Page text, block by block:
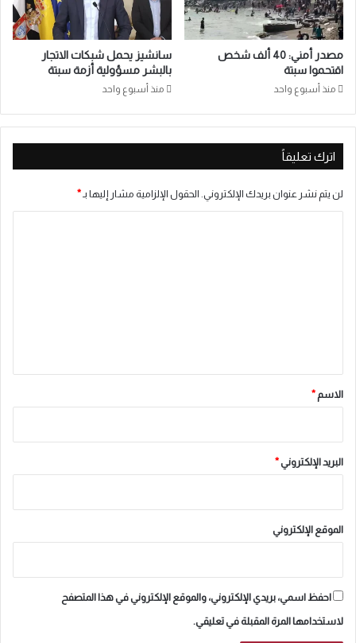
مصدر أمني: 40 ألف شخص
اقتحموا سبتة
منذ أسبوع واحد
سانشيز يحمل شبكات الاتجار
بالبشر مسؤولية أزمة سبتة
منذ أسبوع واحد
اترك تعليقاً
لن يتم نشر عنوان بريدك الإلكتروني. الحقول الإلزامية مشار إليها بـ *
*
الاسم *
البريد الإلكتروني*
الموقع الإلكتروني
احفظ اسمي، بريدي الإلكتروني، والموقع الإلكتروني في هذا المتصفح
لاستخدامها المرة المقبلة في تعليقي.